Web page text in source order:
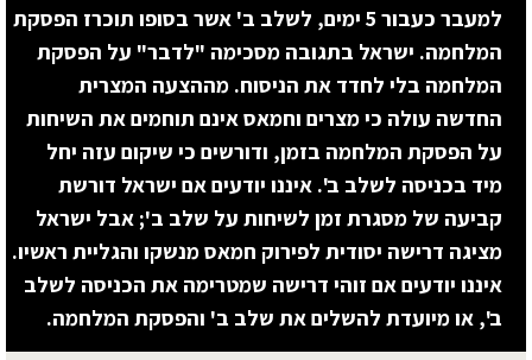
למעבר כעבור 5 ימים, לשלב ב' אשר בסופו תוכרז הפסקת
המלחמה. ישראל בתגובה מסכימה "לדבר" על הפסקת
המלחמה בלי לחדד את הניסוח. מההצעה המצרית
החדשה עולה כי מצרים וחמאס אינם תוחמים את השיחות
על הפסקת המלחמה בזמן, ודורשים כי שיקום עזה יחל
מיד בכניסה לשלב ב'. איננו יודעים אם ישראל דורשת
קביעה של מסגרת זמן לשיחות על שלב ב'; אבל ישראל
מציגה דרישה יסודית לפירוק חמאס מנשקו והגליית ראשיו.
איננו יודעים אם זוהי דרישה שמטרימה את הכניסה לשלב
ב', או מיועדת להשלים את שלב ב' והפסקת המלחמה.